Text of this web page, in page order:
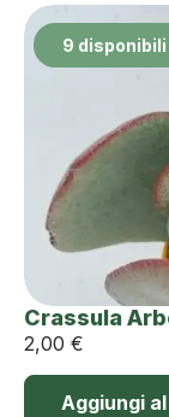
9 disponibili
Crassula
2,00 €
Aggiungi